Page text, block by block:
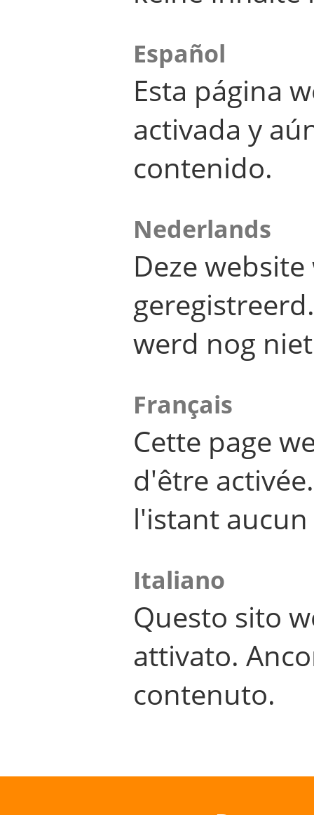
Español
Esta página
activada y
contenido.
Nederlands
Deze
werd nog
Français
Cette page
d'être
l'istant
Italiano
Questo sito
attivato.
contenuto.